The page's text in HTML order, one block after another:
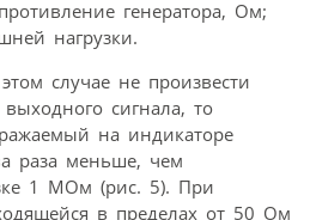
генератора, Ом;
нагрузки.
случае не произвести
сигнала, то
на индикаторе
раза меньше, чем
1 МОм (рис. 5). При
в пределах от 50 Ом